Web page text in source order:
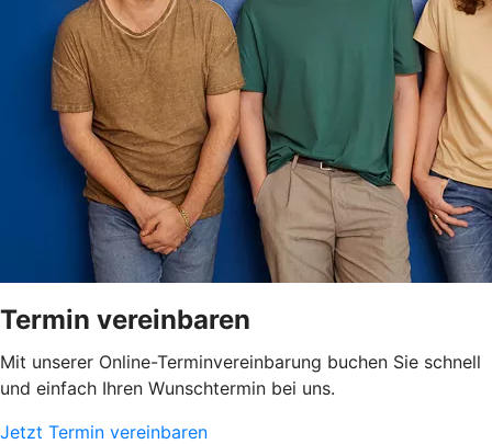
Termin vereinbaren
Mit unserer Online-Terminvereinbarung buchen Sie schnell
und einfach Ihren Wunschtermin bei uns.
Jetzt Termin vereinbaren